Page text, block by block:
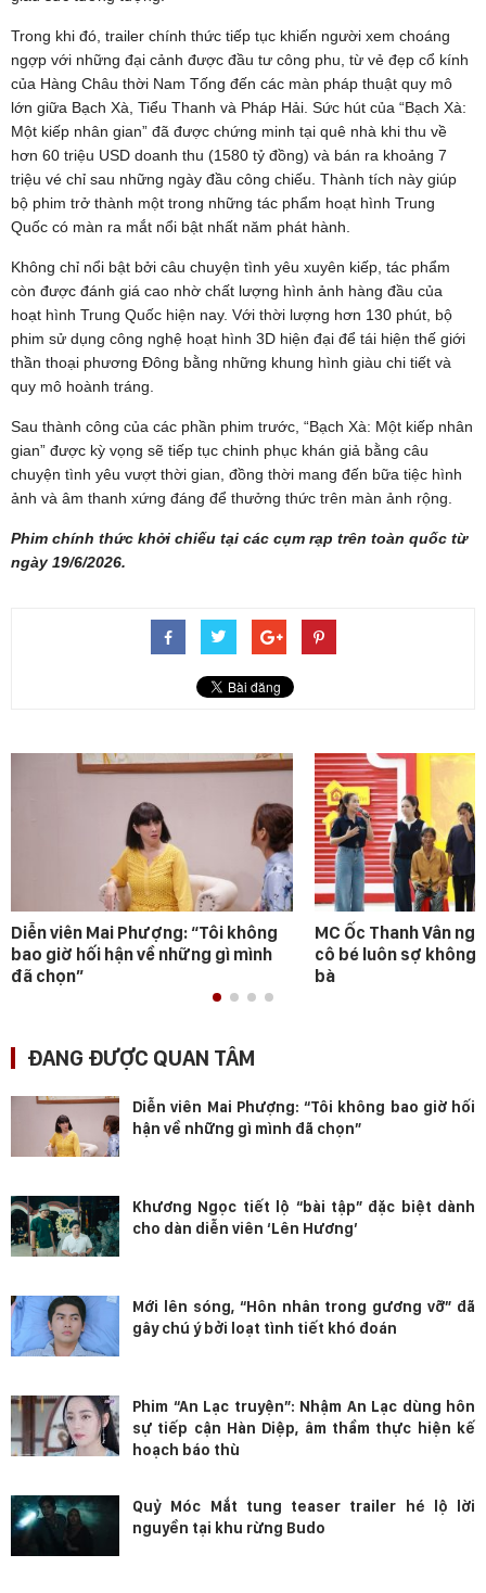
Trong khi đó, trailer chính thức tiếp tục khiến người xem choáng
ngợp với những đại cảnh được đầu tư công phu, từ vẻ đẹp cổ kính
của Hàng Châu thời Nam Tống đến các màn pháp thuật quy mô
lớn giữa Bạch Xà, Tiểu Thanh và Pháp Hải. Sức hút của “Bạch Xà:
Một kiếp nhân gian” đã được chứng minh tại quê nhà khi thu về
hơn 60 triệu USD doanh thu (1580 tỷ đồng) và bán ra khoảng 7
triệu vé chỉ sau những ngày đầu công chiếu. Thành tích này giúp
bộ phim trở thành một trong những tác phẩm hoạt hình Trung
Quốc có màn ra mắt nổi bật nhất năm phát hành.
Không chỉ nổi bật bởi câu chuyện tình yêu xuyên kiếp, tác phẩm
còn được đánh giá cao nhờ chất lượng hình ảnh hàng đầu của
hoạt hình Trung Quốc hiện nay. Với thời lượng hơn 130 phút, bộ
phim sử dụng công nghệ hoạt hình 3D hiện đại để tái hiện thế giới
thần thoại phương Đông bằng những khung hình giàu chi tiết và
quy mô hoành tráng.
Sau thành công của các phần phim trước, “Bạch Xà: Một kiếp nhân
gian” được kỳ vọng sẽ tiếp tục chinh phục khán giả bằng câu
chuyện tình yêu vượt thời gian, đồng thời mang đến bữa tiệc hình
ảnh và âm thanh xứng đáng để thưởng thức trên màn ảnh rộng.
Phim chính thức khởi chiếu tại các cụm rạp trên toàn quốc từ
ngày 19/6/2026.
Diễn viên Mai Phượng: “Tôi không
bao giờ hối hận về những gì mình
đã chọn”
MC Ốc Thanh Vân
cô bé luôn sợ không
bà
ĐANG ĐƯỢC QUAN TÂM
Diễn viên Mai Phượng: “Tôi không bao giờ hối
hận về những gì mình đã chọn”
Khương Ngọc tiết lộ “bài tập” đặc biệt dành
cho dàn diễn viên ‘Lên Hương’
Mới lên sóng, “Hôn nhân trong gương vỡ” đã
gây chú ý bởi loạt tình tiết khó đoán
Phim “An Lạc truyện”: Nhậm An Lạc dùng hôn
sự tiếp cận Hàn Diệp, âm thầm thực hiện kế
hoạch báo thù
Quỷ Móc Mắt tung teaser trailer hé lộ lời
nguyền tại khu rừng Budo